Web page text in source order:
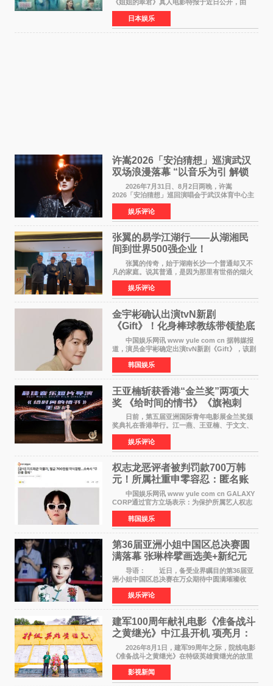
《姐姐的翠君》真人电影特报于近日公开，由
timelesz成员桥本将生担任主演，这也是他首次
担任电影主演，引发高度关注。 女高中生咲
苗翠（中岛瑠菜
日本娱乐
许嵩2026「安泊猜想」巡演武汉
双场浪漫落幕 “以音乐为引 解锁
江城记忆”
2026年7月31日、8月2日两晚，许嵩
2026「安泊猜想」巡回演唱会于武汉体育中心主
体育场盛大开唱。许嵩与数万歌迷在此相聚，从
浪漫惬意的舞台设计到充满诚意与惊喜的现场互
动，共同开启了一场关于
娱乐评论
张翼的易学江湖行——从湖湘民
间到世界500强企业！
张翼的传奇，始于湖南长沙一个普通却又不
凡的家庭。说其普通，是因为那里有世俗的烟火
气；说其不凡，是因为家中有一位洞悉天地玄机
的长者——他的爷爷。作为当地的风水师，爷爷
是张翼走进易学
娱乐评论
金宇彬确认出演tvN新剧
《Gift》！化身棒球教练带领垫底
球队逆袭
中国娱乐网讯 www yule com cn 据韩媒报
道，演员金宇彬确定出演tvN新剧《Gift》，该剧
预计将于下半年播出，引发观众高度期待。
本剧改编自同名网络漫画，讲述一位经历意外事
故后获得特殊
韩国娱乐
王亚楠斩获香港“金兰奖”两项大
奖 《给时间的情书》《旗袍刺
客》双双获肯定
日前，第五届亚洲国际青年电影展金兰奖颁
奖典礼在香港举行。江一燕、王亚楠、于文文、
李东学等知名演员出席活动。著名演员、导演王
亚楠凭借音乐故事片《给时间的情书》和院线电
影《旗袍刺客》
娱乐评论
权志龙恶评者被判罚款700万韩
元！所属社重申零容忍：匿名账
号也难逃刑责
中国娱乐网讯 www yule com cn GALAXY
CORP通过官方立场表示：为保护所属艺人权志
龙的名誉和权益，将持续对网络上发生的名誉损
害、散布虚假事实、侮辱、恶意诽谤等行为采取
法律应对措施。
韩国娱乐
第36届亚洲小姐中国区总决赛圆
满落幕 张琳梓擘画选美+新纪元
导语： 近日，备受业界瞩目的第36届亚
洲小姐中国区总决赛在万众期待中圆满璀璨收
官。整场盛典汇聚万千芳华，不仅完成了新一届
美丽代言人的加冕选拔，更在行业发展层面带来
颠覆性突破。活动
娱乐评论
建军100周年献礼电影《准备战斗
之黄继光》中江县开机 项亮月：
以光影为笔，书写英雄赞歌
2026年8月1日，建军99周年之际，院线电影
《准备战斗之黄继光》在特级英雄黄继光的故里
——四川省德阳市中江县黄继光出生地正式开
机。本片出品人、总制片人项亮月主持开机仪
式，&zwnj;特级英雄
影视新闻